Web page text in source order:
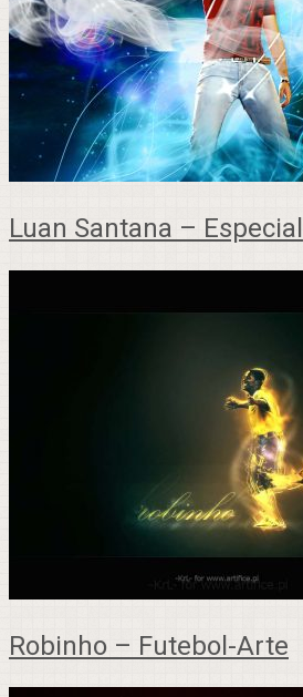
Luan Santana – Especial
Robinho – Futebol-Arte